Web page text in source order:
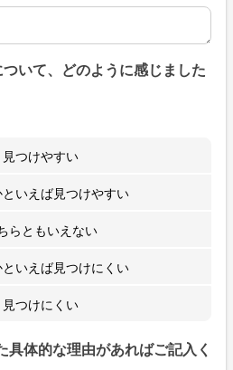
具体的な理由があればご記入くだ
いて、どのように感じました
つけやすい
いえば見つけやすい
らともいえない
いえば見つけにくい
つけにくい
体的な理由があればご記入く